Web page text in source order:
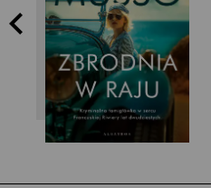
Guillaume Musso